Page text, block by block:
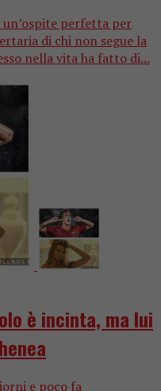
perfetta per
di chi non segue la
nella vita ha fatto di...
è incinta, ma lui
e poco fa